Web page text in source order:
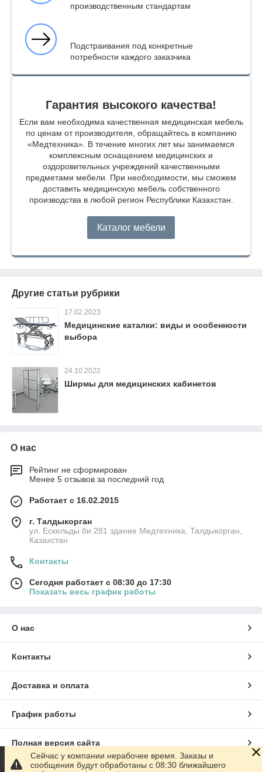
производственным стандартам
Подстраивания под конкретные
потребности каждого заказчика
Гарантия высокого качества!
Если вам необходима качественная медицинская мебель
по ценам от производителя, обращайтесь в компанию
«Медтехника». В течение многих лет мы занимаемся
комплексным оснащением медицинских и
оздоровительных учреждений качественными
предметами мебели. При необходимости, мы сможем
доставить медицинскую мебель собственного
производства в любой регион Республики Казахстан.
Каталог мебели
Другие статьи рубрики
17.02.2023
Медицинские каталки: виды и особенности
выбора
24.10.2022
Ширмы для медицинских кабинетов
О нас
Рейтинг не сформирован
Менее 5 отзывов за последний год
Работает с 16.02.2015
г. Талдыкорган
ул. Ескельды би 281 здание Медтехника, Талдыкорган,
Казахстан
Контакты
Сегодня работает с 08:30 до 17:30
Показать весь график работы
О нас
Контакты
Доставка и оплата
График работы
Полная версия сайта
Сейчас у компании нерабочее время. Заказы и
сообщения будут обработаны с 08:30 ближайшего